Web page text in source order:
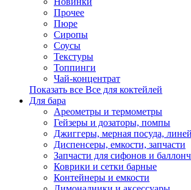
Прочее
Пюре
Сиропы
Соусы
Текстуры
Топпинги
Чай-концентрат
Показать все Все для коктейлей
Для бара
Ареометры и термометры
Гейзеры и дозаторы, помпы
Джиггеры, мерная посуда,
Диспенсеры, емкости, запчасти
Запчасти для сифонов и
Коврики и сетки барные
Контейнеры и емкости